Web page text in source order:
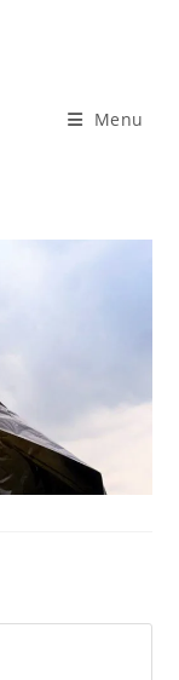
Menu